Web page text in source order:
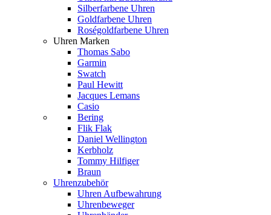
Silberfarbene Uhren
Goldfarbene Uhren
Roségoldfarbene Uhren
Uhren Marken
Thomas Sabo
Garmin
Swatch
Paul Hewitt
Jacques Lemans
Casio
Bering
Flik Flak
Daniel Wellington
Kerbholz
Tommy Hilfiger
Braun
Uhrenzubehör
Uhren Aufbewahrung
Uhrenbeweger